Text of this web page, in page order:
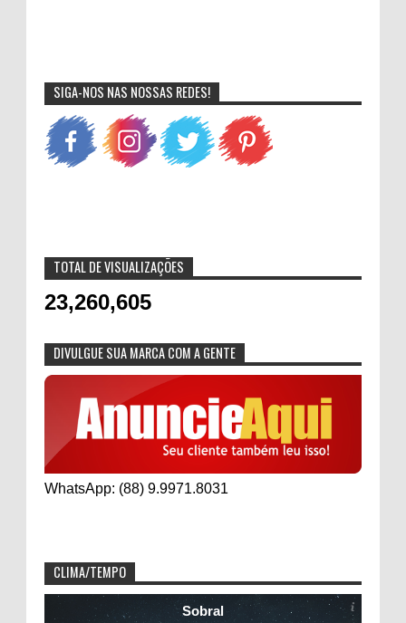
SIGA-NOS NAS NOSSAS REDES!
TOTAL DE VISUALIZAÇÕES
23,260,605
DIVULGUE SUA MARCA COM A GENTE
WhatsApp: (88) 9.9971.8031
CLIMA/TEMPO
Sobral